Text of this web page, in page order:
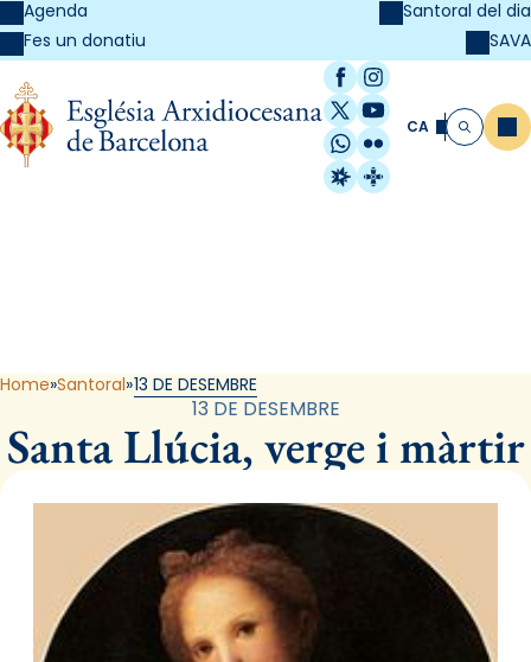
Agenda
Fes un donatiu
Santoral del dia
SAVA
Facebook
Instagram
X / Twitter
YouTube
WhatsApp
Flickr
Radio Estel
Catalunya
CA Cerca
Home Santoral 13 DE DESEMBRE
13 DE DESEMBRE
Santa Llúcia, verge i màrtir